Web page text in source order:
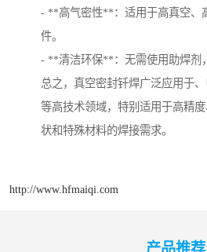
- **高气密性**：适用于高真空、
件。
- **清洁环保**：无需使用助焊剂
总之，真空密封钎焊广泛应用于
等高技术领域，特别适用于高精
状和特殊材料的焊接需求。
http://www.hfmaiqi.com
产品推荐